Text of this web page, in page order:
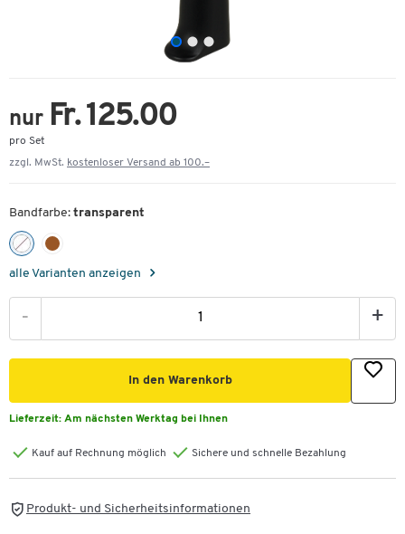
nur Fr. 125.00
pro Set
zzgl. MwSt. kostenloser Versand ab 100.–
Bandfarbe: transparent
alle Varianten anzeigen
- +
In den Warenkorb
Lieferzeit: Am nächsten Werktag bei Ihnen
Kauf auf Rechnung möglich Sichere und schnelle Bezahlung
Produkt- und Sicherheitsinformationen